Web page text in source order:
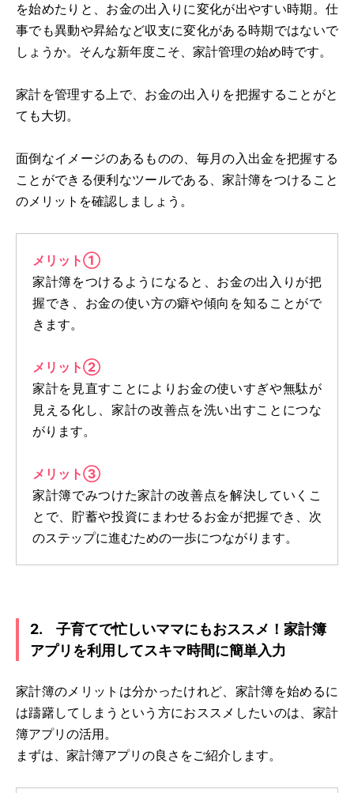
を始めたりと、お金の出入りに変化が出やすい時期。仕
事でも異動や昇給など収支に変化がある時期ではないで
しょうか。そんな新年度こそ、家計管理の始め時です。
家計を管理する上で、お金の出入りを把握することがと
ても大切。
面倒なイメージのあるものの、毎月の入出金を把握する
ことができる便利なツールである、家計簿をつけること
のメリットを確認しましょう。
メリット①
家計簿をつけるようになると、お金の出入りが把
握でき、お金の使い方の癖や傾向を知ることがで
きます。
メリット②
家計を見直すことによりお金の使いすぎや無駄が
見える化し、家計の改善点を洗い出すことにつな
がります。
メリット③
家計簿でみつけた家計の改善点を解決していくこ
とで、貯蓄や投資にまわせるお金が把握でき、次
のステップに進むための一歩につながります。
2. 子育てで忙しいママにもおススメ！家計簿
アプリを利用してスキマ時間に簡単入力
家計簿のメリットは分かったけれど、家計簿を始めるに
は躊躇してしまうという方におススメしたいのは、家計
簿アプリの活用。
まずは、家計簿アプリの良さをご紹介します。